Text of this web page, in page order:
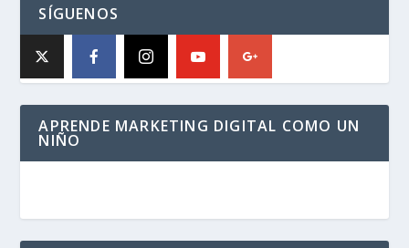
SÍGUENOS
APRENDE MARKETING DIGITAL COMO UN
NIÑO